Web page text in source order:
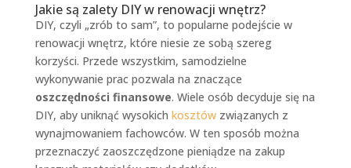
Jakie są zalety DIY w renowacji wnętrz?
DIY, czyli „zrób to sam”, to popularne podejście w
renowacji wnętrz, które niesie ze sobą szereg
korzyści. Przede wszystkim, samodzielne
wykonywanie prac pozwala na znaczące
oszczędności finansowe. Wiele osób decyduje się na
DIY, aby uniknąć wysokich kosztówzwiązanych z
wynajmowaniem fachowców. W ten sposób można
przeznaczyć zaoszczędzone pieniądze na zakup